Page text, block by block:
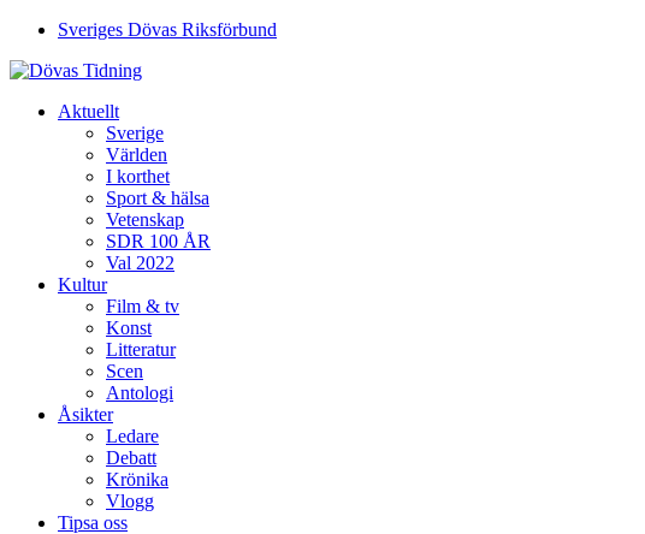
Sveriges Dövas Riksförbund
Aktuellt
Sverige
Världen
I korthet
Sport & hälsa
Vetenskap
SDR 100 ÅR
Val 2022
Kultur
Film & tv
Konst
Litteratur
Scen
Antologi
Åsikter
Ledare
Debatt
Krönika
Vlogg
Tipsa oss